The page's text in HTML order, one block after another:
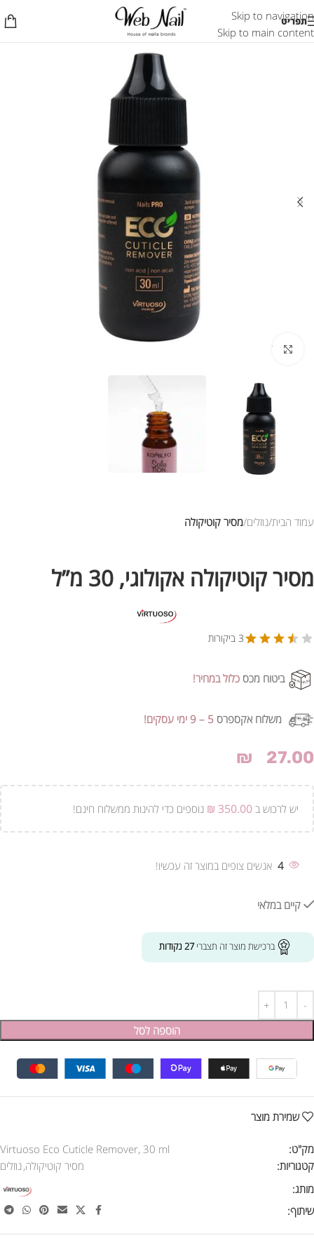
Skip to navigation
Skip to main content
תפריט
לחץ להגדלת התמונה
עמוד הבית נוזלים מסיר קוטיקולה
מסיר קוטיקולה אקולוגי, 30 מ”ל
3 ביקורות
ביטוח מכס כלול במחיר!
משלוח אקספרס 5 – 9 ימי עסקים!
₪ 27.00
יש לרכוש ב ₪ 350.00 נוספים כדי להינות ממשלוח חינם!
4 אנשים צופים במוצר זה עכשיו!
קיים במלאי
ברכישת מוצר זה תצברי27 נקודות
הוספה לסל
שמירת מוצר
מק"ט:
Virtuoso Eco Cuticle Remover, 30 ml
קטגוריות:
מסיר קוטיקולה,נוזלים
מותג:
שיתוף: